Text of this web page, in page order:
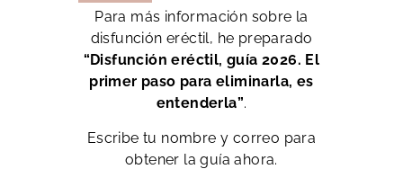
Para más información sobre la
disfunción eréctil, he preparado
“Disfunción eréctil, guía 2026. El
primer paso para eliminarla, es
entenderla”.
Escribe tu nombre y correo para
obtener la guía ahora.